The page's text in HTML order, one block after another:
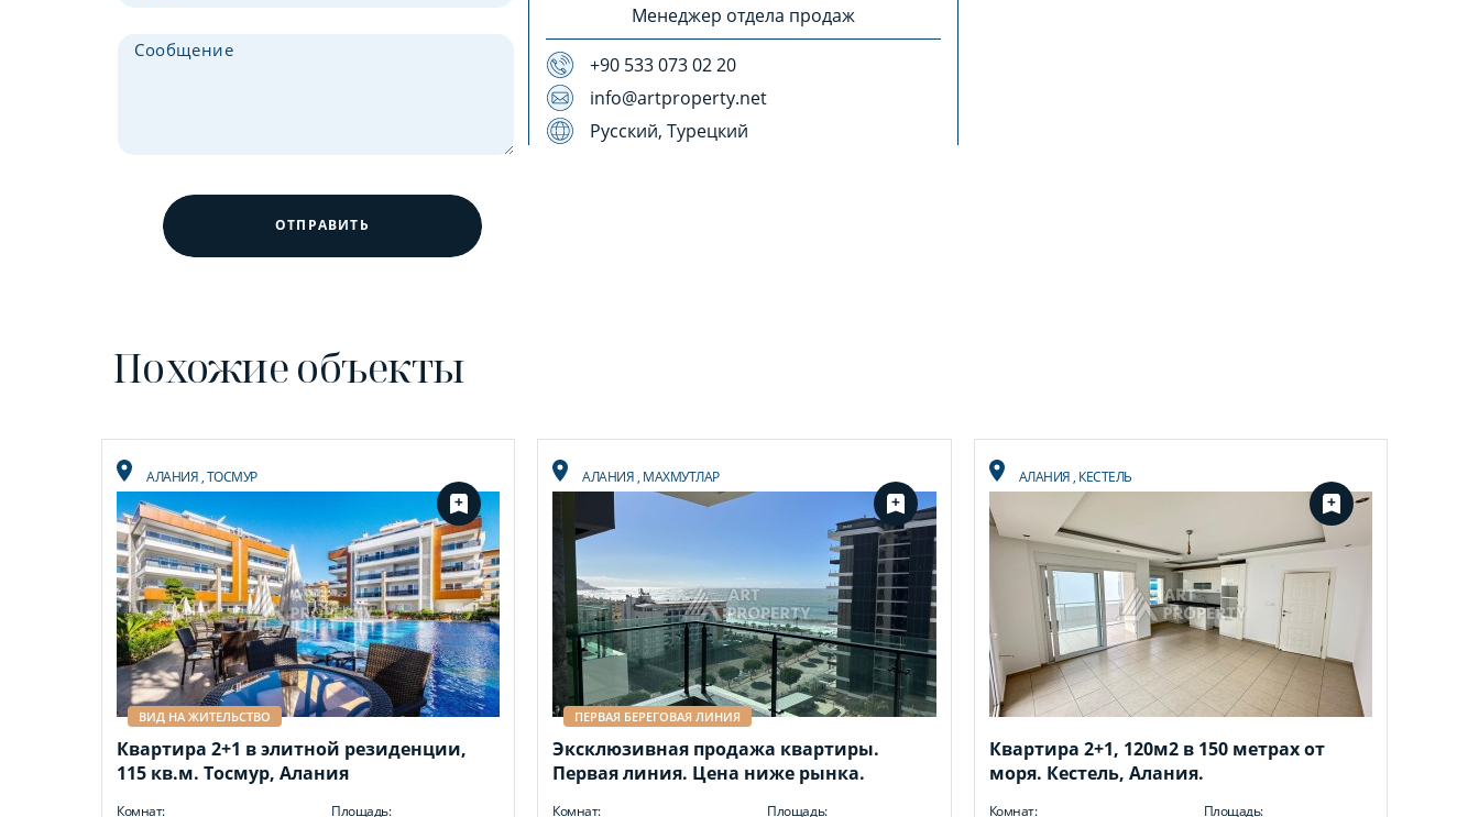
ОТПРАВИТЬ
Менеджер отдела продаж
+90 533 073 02 20
info@artproperty.net
Русский, Турецкий
Похожие объекты
АЛАНИЯ,ТОСМУР
ВИД НА ЖИТЕЛЬСТВО
Квартира 2+1 в элитной резиденции,
115 кв.м. Тосмур, Алания
Комнат: Площадь:
АЛАНИЯ, МАХМУТЛАР
ПЕРВАЯ БЕРЕГОВАЯ ЛИНИЯ
Эксклюзивная продажа квартиры.
Первая линия. Цена ниже рынка.
Комнат: Площадь:
АЛАНИЯ, КЕСТЕЛЬ
Квартира 2+1, 120м2 в 150 метрах от
моря. Кестель, Алания.
Комнат: Площадь: